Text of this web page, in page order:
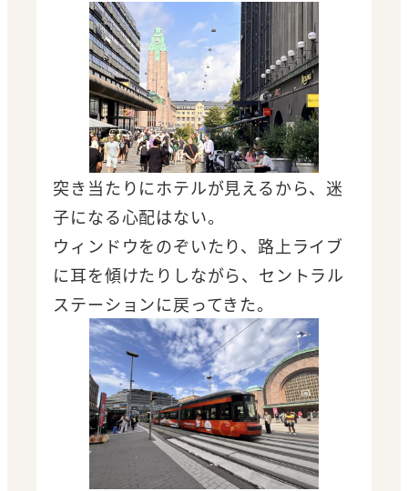
突き当たりにホテルが見えるから、迷
子になる心配はない。
ウィンドウをのぞいたり、路上ライブ
に耳を傾けたりしながら、セントラル
ステーションに戻ってきた。